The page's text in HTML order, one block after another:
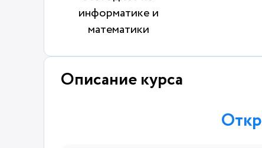
информатике и
математики
Описание курса